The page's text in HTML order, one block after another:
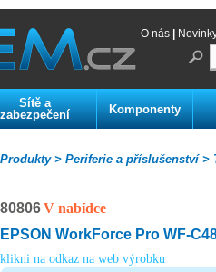
O nás
Sítě a
zabezpečení
Komponenty
Periferie a příslušenství >
Produkty >
80806V nabídce
EPSON WorkForce Pro WF-
klikni na odkaz na web výrobku